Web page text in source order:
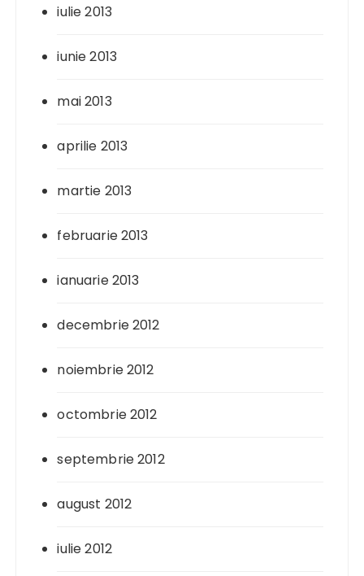
iulie 2013
iunie 2013
mai 2013
aprilie 2013
martie 2013
februarie 2013
ianuarie 2013
decembrie 2012
noiembrie 2012
octombrie 2012
septembrie 2012
august 2012
iulie 2012